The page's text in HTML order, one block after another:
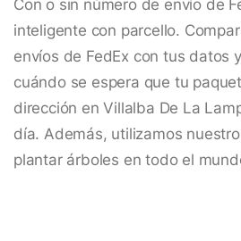
Con o sin número de envío de
inteligente con parcello.
envíos de FedEx con tus datos
cuándo se espera que tu
dirección en Villalba De La
día. Además, utilizamos
plantar árboles en todo el